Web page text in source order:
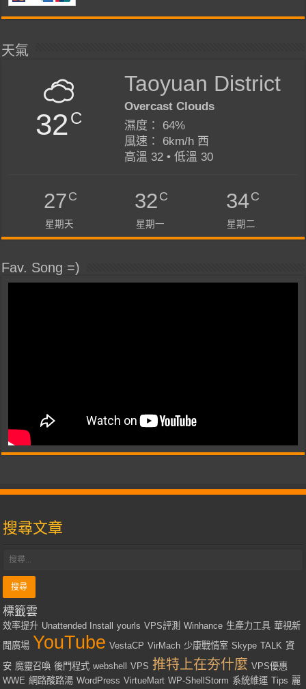
天氣
32C
Taoyuan District
Overcast Clouds
濕度： 64%
風速： 6km/h 西
高溫 32 • 低溫 30
27C
星期天
32C
星期一
34C
星期二
Fav. Song =)
搜尋文章
標籤雲
效率提升 Unattended Install yourls VPS評測 Winhance 生產力工具 華視新
聞廣場 YouTube VestaCP VirMach 少康戰情室 Skype TALK 資
安 魔靈召喚 後門程式 webshell VPS 推特上在夯什麼 VPS優惠
WWE 網路酸路湯 WordPress VirtueMart WP-ShellStorm 系統維運 Tips 麗